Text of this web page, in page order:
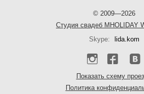
© 2009—2026
Cтудия свадеб MHOLIDAY
Skype:
lida.kom
Показать схему
Политика